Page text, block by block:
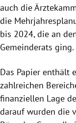
auch die
die
bis 2024, die an
Gemeinderats ging.
Das Papier enthält
zahlreichen
finanziellen Lage
darauf wurden die